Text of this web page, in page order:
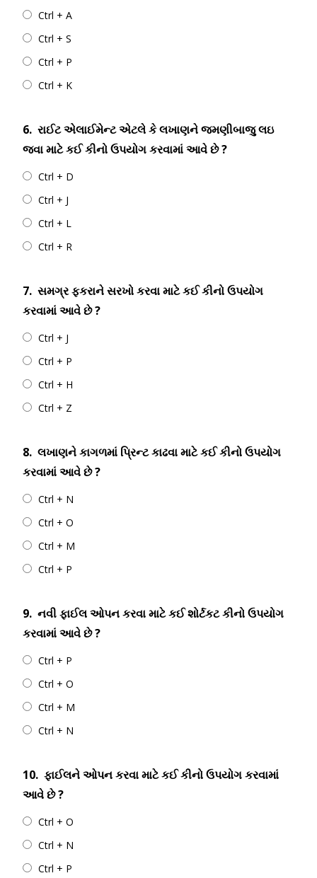
Ctrl + A
Ctrl + S
Ctrl + P
Ctrl + K
6. રાઈટ એલાઈમેન્ટ એટલે કે લખાણને જમણીબાજુ લઇ
જવા માટે કઈ કીનો ઉપયોગ કરવામાં આવે છે ?
Ctrl + D
Ctrl + J
Ctrl + L
Ctrl + R
7. સમગ્ર ફકરાને સરખો કરવા માટે કઈ કીનો ઉપયોગ
કરવામાં આવે છે ?
Ctrl + J
Ctrl + P
Ctrl + H
Ctrl + Z
8. લખાણને કાગળમાં પ્રિન્ટ કાઢવા માટે કઈ કીનો ઉપયોગ
કરવામાં આવે છે ?
Ctrl + N
Ctrl + O
Ctrl + M
Ctrl + P
9. નવી ફાઈલ ઓપન કરવા માટે કઈ શોર્ટકટ કીનો ઉપયોગ
કરવામાં આવે છે ?
Ctrl + P
Ctrl + O
Ctrl + M
Ctrl + N
10. ફાઈલને ઓપન કરવા માટે કઈ કીનો ઉપયોગ કરવામાં
આવે છે ?
Ctrl + O
Ctrl + N
Ctrl + P